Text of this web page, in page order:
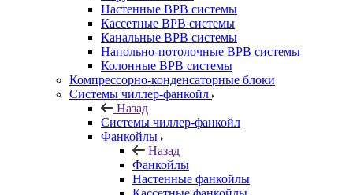
Настенные ВРВ системы
Кассетные ВРВ системы
Канальные ВРВ системы
Напольно-потолочные ВРВ системы
Колонные ВРВ системы
Компрессорно-конденсаторные блоки
Системы чиллер-фанкойл
Назад
Системы чиллер-фанкойл
Фанкойлы
Назад
Фанкойлы
Настенные фанкойлы